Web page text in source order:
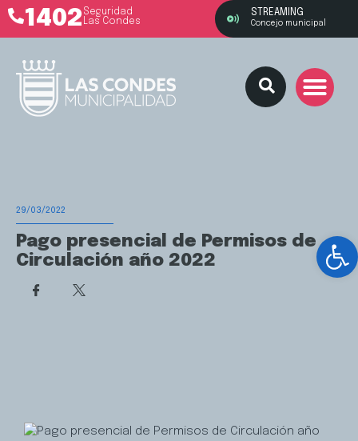
1402 Seguridad
Las Condes
STREAMING
Concejo municipal
29/03/2022
Pago presencial de Permisos de
Circulación año 2022